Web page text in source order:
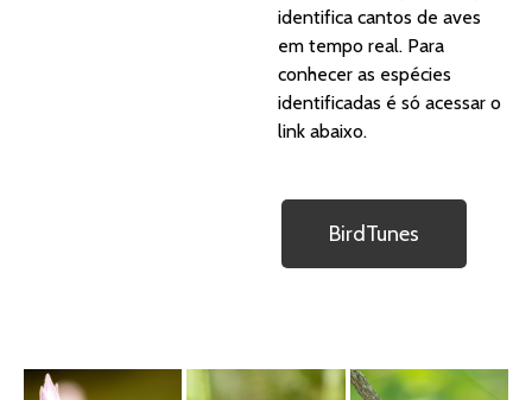
identifica cantos de aves
em tempo real. Para
conhecer as espécies
identificadas é só acessar o
link abaixo.
BirdTunes